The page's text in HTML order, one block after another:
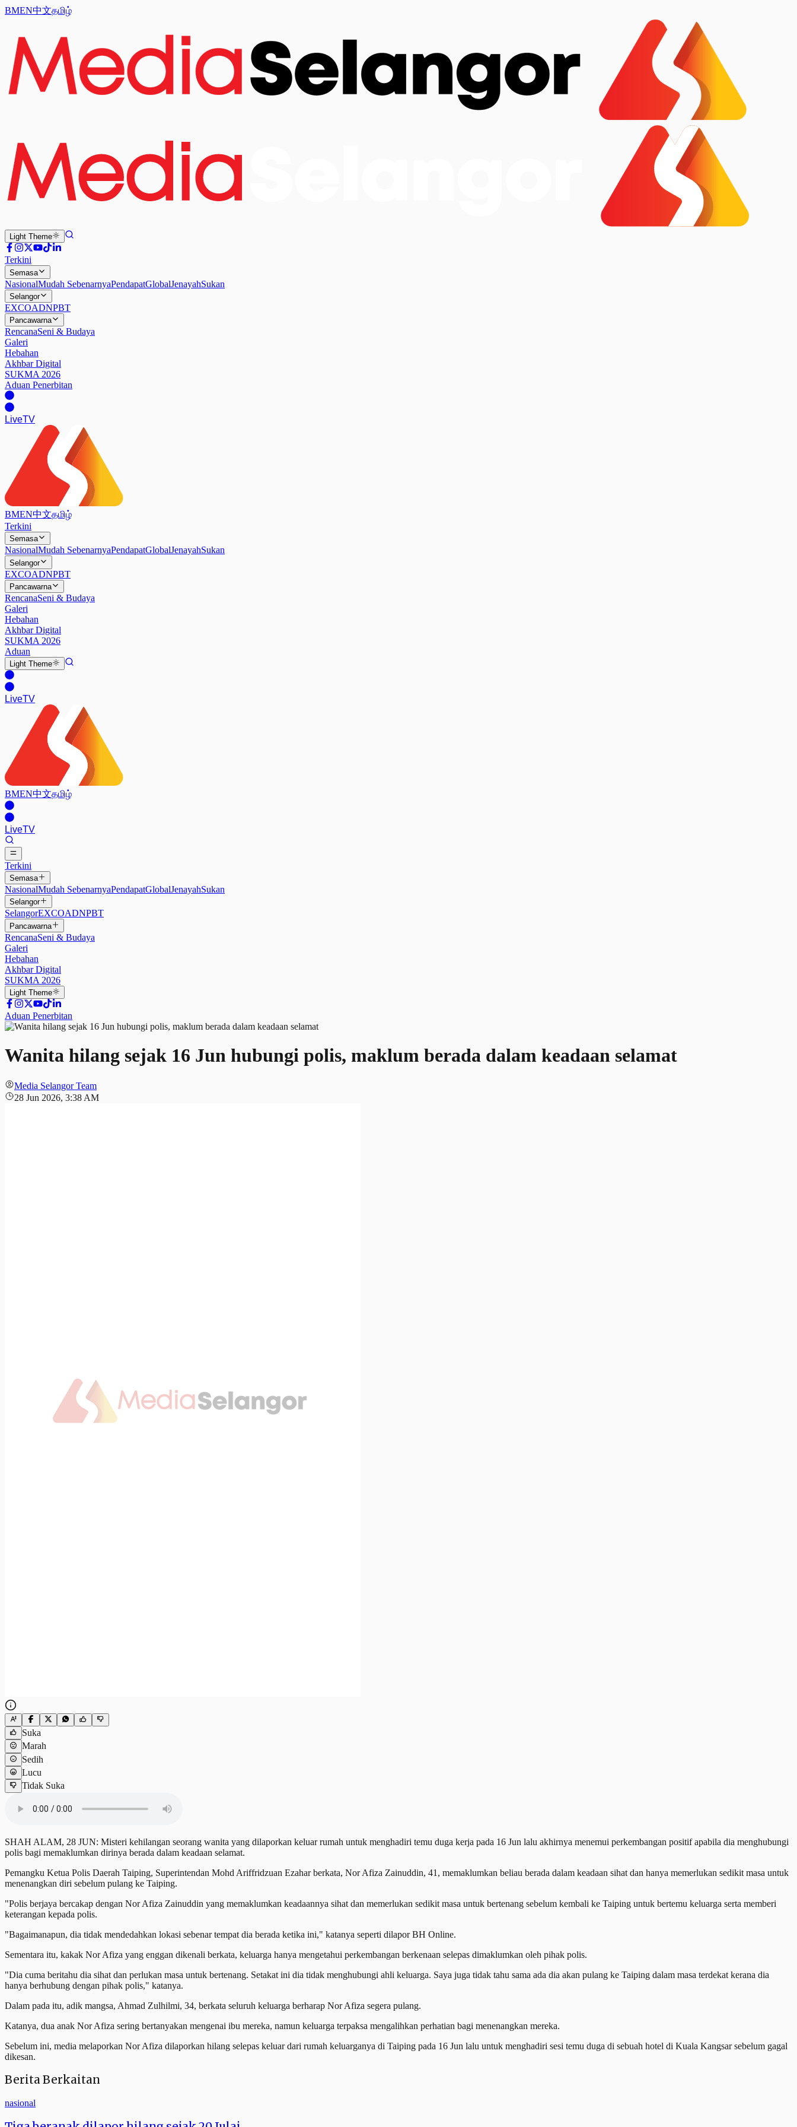
BMEN中文தமிழ்
Light Theme
Terkini
Semasa
NasionalMudah SebenarnyaPendapatGlobalJenayahSukan
Selangor
EXCOADNPBT
Pancawarna
RencanaSeni & Budaya
Galeri
Hebahan
Akhbar Digital
SUKMA 2026
Aduan Penerbitan
LiveTV
BMEN中文தமிழ்
Terkini
Semasa
NasionalMudah SebenarnyaPendapatGlobalJenayahSukan
Selangor
EXCOADNPBT
Pancawarna
RencanaSeni & Budaya
Galeri
Hebahan
Akhbar Digital
SUKMA 2026
Aduan
Light Theme
LiveTV
BMEN中文தமிழ்
LiveTV
Terkini
Semasa
NasionalMudah SebenarnyaPendapatGlobalJenayahSukan
Selangor
SelangorEXCOADNPBT
Pancawarna
RencanaSeni & Budaya
Galeri
Hebahan
Akhbar Digital
SUKMA 2026
Light Theme
Aduan Penerbitan
Wanita hilang sejak 16 Jun hubungi polis, maklum berada dalam keadaan selamat
Media Selangor Team
28 Jun 2026, 3:38 AM
Suka
Marah
Sedih
Lucu
Tidak Suka
SHAH ALAM, 28 JUN: Misteri kehilangan seorang wanita yang dilaporkan keluar rumah untuk menghadiri temu duga kerja pada 16 Jun lalu akhirnya menemui perkembangan positif apabila dia menghubungi
polis bagi memaklumkan dirinya berada dalam keadaan selamat.
Pemangku Ketua Polis Daerah Taiping, Superintendan Mohd Ariffridzuan Ezahar berkata, Nor Afiza Zainuddin, 41, memaklumkan beliau berada dalam keadaan sihat dan hanya memerlukan sedikit masa untuk
menenangkan diri sebelum pulang ke Taiping.
"Polis berjaya bercakap dengan Nor Afiza Zainuddin yang memaklumkan keadaannya sihat dan memerlukan sedikit masa untuk bertenang sebelum kembali ke Taiping untuk bertemu keluarga serta memberi
keterangan kepada polis.
"Bagaimanapun, dia tidak mendedahkan lokasi sebenar tempat dia berada ketika ini," katanya seperti dilapor BH Online.
Sementara itu, kakak Nor Afiza yang enggan dikenali berkata, keluarga hanya mengetahui perkembangan berkenaan selepas dimaklumkan oleh pihak polis.
"Dia cuma beritahu dia sihat dan perlukan masa untuk bertenang. Setakat ini dia tidak menghubungi ahli keluarga. Saya juga tidak tahu sama ada dia akan pulang ke Taiping dalam masa terdekat kerana dia
hanya berhubung dengan pihak polis," katanya.
Dalam pada itu, adik mangsa, Ahmad Zulhilmi, 34, berkata seluruh keluarga berharap Nor Afiza segera pulang.
Katanya, dua anak Nor Afiza sering bertanyakan mengenai ibu mereka, namun keluarga terpaksa mengalihkan perhatian bagi menenangkan mereka.
Sebelum ini, media melaporkan Nor Afiza dilaporkan hilang selepas keluar dari rumah keluarganya di Taiping pada 16 Jun lalu untuk menghadiri sesi temu duga di sebuah hotel di Kuala Kangsar sebelum gagal
dikesan.
Berita Berkaitan
nasional